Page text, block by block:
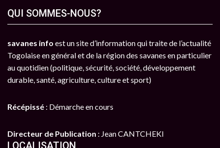
QUI SOMMES-NOUS?
savanes info est un site d’information qui traite de l’actualité
Togolaise en général et de la région des savanes en particulier
au quotidien (politique, sécurité, société, développement
durable, santé, agriculture, culture et sport)
Récépissé : Démarche en cours
Directeur de Publication : Jean CANTCHEKI
LOCALISATION